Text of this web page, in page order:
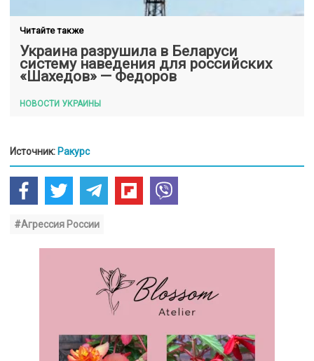
Читайте также
Украина разрушила в Беларуси
систему наведения для российских
«Шахедов» — Федоров
НОВОСТИ УКРАИНЫ
Источник: Ракурс
#Агрессия России